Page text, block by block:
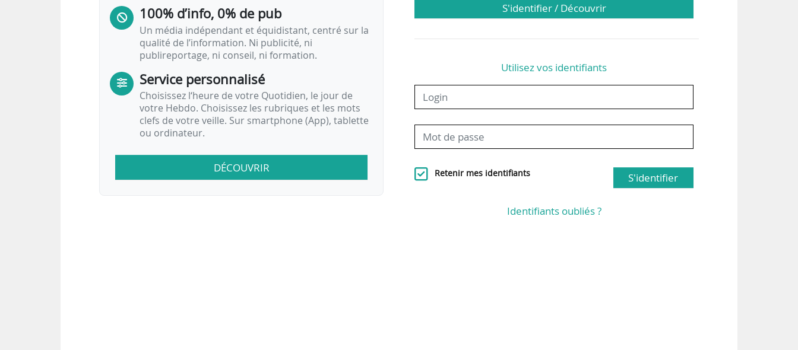
100% d’info, 0% de pub
Un média indépendant et équidistant, centré sur la
qualité de l’information. Ni publicité, ni
publireportage, ni conseil, ni formation.
Service personnalisé
Choisissez l‘heure de votre Quotidien, le jour de
votre Hebdo. Choisissez les rubriques et les mots
clefs de votre veille. Sur smartphone (App), tablette
ou ordinateur.
DÉCOUVRIR
S'identifier / Découvrir
Utilisez vos identifiants
Retenir mes identifiants S'identifier
Identifiants oubliés ?